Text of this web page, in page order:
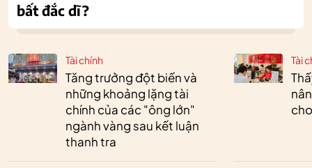
Tài chính
Tăng trưởng đột biến và
những khoảng lặng tài
chính của các "ông lớn"
ngành vàng sau kết luận
thanh tra
Tài
bất đắc dĩ?